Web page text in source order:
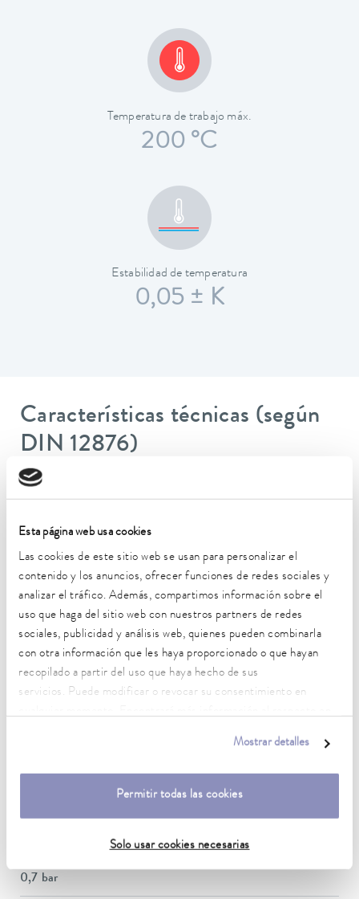
Esta página web usa cookies
Las cookies de este sitio web se usan para personalizar el
contenido y los anuncios, ofrecer funciones de redes sociales y
analizar el tráfico. Además, compartimos información sobre el
uso que haga del sitio web con nuestros partners de redes
sociales, publicidad y análisis web, quienes pueden combinarla
con otra información que les haya proporcionado o que hayan
recopilado a partir del uso que haya hecho de sus
servicios. Puede modificar o revocar su consentimiento en
Mostrar detalles
Permitir todas las cookies
Solo usar cookies necesarias
Temperatura de trabajo máx.
200 °C
Estabilidad de temperatura
0,05 ± K
Características técnicas (según
DIN 12876)
Temperatura ambiente
5 ... 40 °C
Estabilidad de temperatura
0,05 ± K
3,5 kW
0,7 bar